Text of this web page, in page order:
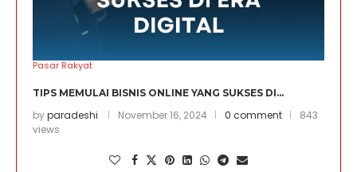
Pasar Rakyat
TIPS MEMULAI BISNIS ONLINE YANG SUKSES DI...
byparadeshi November 16, 2024 0 comment
843
views